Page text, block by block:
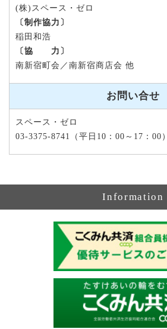
(株)スペース・ゼロ
〔制作協力〕
稲田和浩
〔協 力〕
南新宿町会／南新宿商店会 他
お問い合せ
スペース・ゼロ
03-3375-8741（平日10：00～17：00）
Information